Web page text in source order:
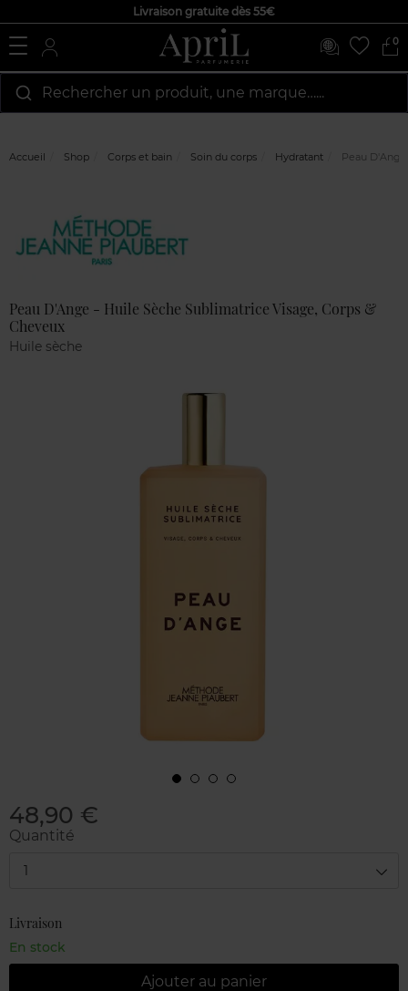
Livraison gratuite dès 55€
0
Rechercher un produit, une marque…...
Accueil Shop Corps et bain Soin du corps Hydratant Peau
Peau D'Ange - Huile Sèche Sublimatrice Visage, Corps &
Cheveux
Huile sèche
48,90 €
Quantité
1
Livraison
En stock
Ajouter au panier